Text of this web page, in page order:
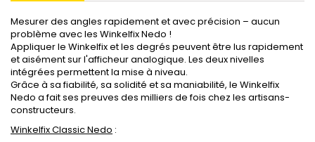
Mesurer des angles rapidement et avec précision – aucun
problème avec les Winkelfix Nedo !
Appliquer le Winkelfix et les degrés peuvent être lus rapidement
et aisément sur l'afficheur analogique. Les deux nivelles
intégrées permettent la mise à niveau.
Grâce à sa fiabilité, sa solidité et sa maniabilité, le Winkelfix
Nedo a fait ses preuves des milliers de fois chez les artisans-
constructeurs.
Winkelfix Classic Nedo :